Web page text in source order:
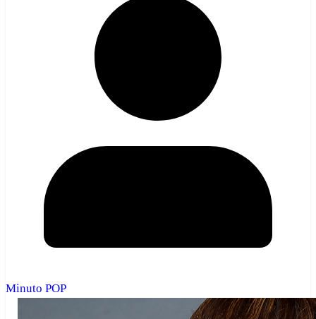
Minuto POP